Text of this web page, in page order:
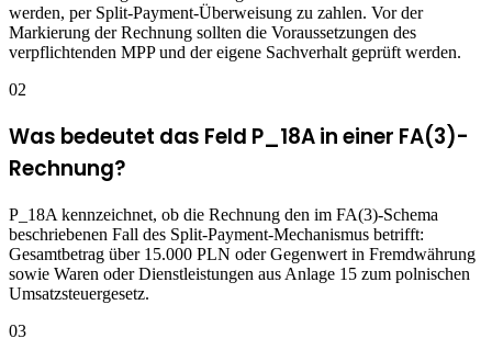
werden, per Split-Payment-Überweisung zu zahlen. Vor der
Markierung der Rechnung sollten die Voraussetzungen des
verpflichtenden MPP und der eigene Sachverhalt geprüft werden.
02
Was bedeutet das Feld P_18A in einer FA(3)-
Rechnung?
P_18A kennzeichnet, ob die Rechnung den im FA(3)-Schema
beschriebenen Fall des Split-Payment-Mechanismus betrifft:
Gesamtbetrag über 15.000 PLN oder Gegenwert in Fremdwährung
sowie Waren oder Dienstleistungen aus Anlage 15 zum polnischen
Umsatzsteuergesetz.
03